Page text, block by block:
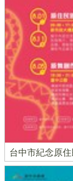
台中市紀念原